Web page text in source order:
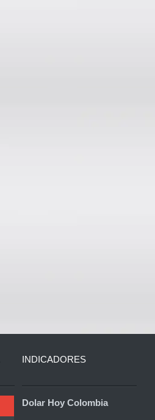
INDICADORES
Dolar Hoy Colombia